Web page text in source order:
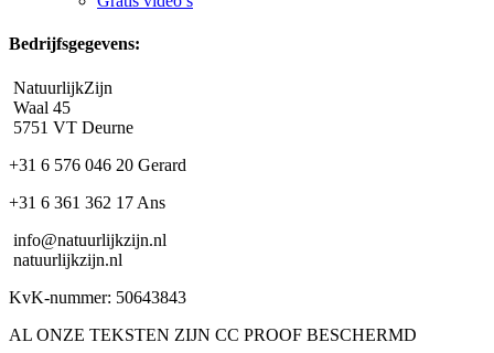
Bedrijfsgegevens:
NatuurlijkZijn
Waal 45
5751 VT Deurne
+31 6 576 046 20 Gerard
+31 6 361 362 17 Ans
info@natuurlijkzijn.nl
natuurlijkzijn.nl
KvK-nummer: 50643843
AL ONZE TEKSTEN ZIJN CC PROOF BESCHERMD